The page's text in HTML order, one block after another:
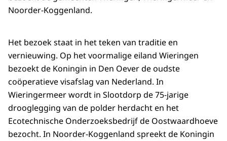
Noorder-Koggenland.
Het bezoek staat in het teken van traditie en
vernieuwing. Op het voormalige eiland Wieringen
bezoekt de Koningin in Den Oever de oudste
coöperatieve visafslag van Nederland. In
Wieringermeer wordt in Slootdorp de 75-jarige
drooglegging van de polder herdacht en het
Ecotechnische Onderzoeksbedrijf de Oostwaardhoeve
bezocht. In Noorder-Koggenland spreekt de Koningin